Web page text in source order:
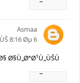
Asmaa
6 Ø£ÙƒØªÙˆØ¨Ø± 2020 ÙÙŠ 8:16 Øµ
Ø§Ù„ØªØ¹Ù„ÙŠÙ‚.